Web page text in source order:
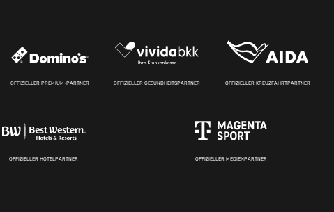
OFFIZIELLER PREMIUM-PARTNER OFFIZIELLER GESUNDHEITSPARTNER OFFIZIELLER KREUZFAHRTPARTNER
OFFIZIELLER HOTELPARTNER OFFIZIELLER MEDIENPARTNER